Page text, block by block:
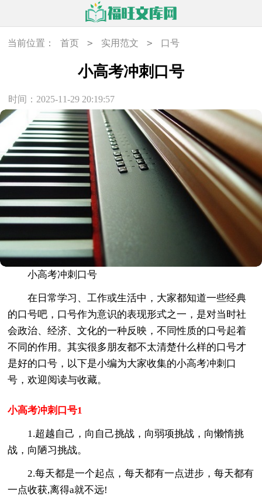
当前位置： 首页 > 实用范文 > 口号
小高考冲刺口号
时间：2025-11-29 20:19:57
小高考冲刺口号
在日常学习、工作或生活中，大家都知道一些经典
的口号吧，口号作为意识的表现形式之一，是对当时社
会政治、经济、文化的一种反映，不同性质的口号起着
不同的作用。其实很多朋友都不太清楚什么样的口号才
是好的口号，以下是小编为大家收集的小高考冲刺口
号，欢迎阅读与收藏。
小高考冲刺口号1
1.超越自己，向自己挑战，向弱项挑战，向懒惰挑
战，向陋习挑战。
2.每天都是一个起点，每天都有一点进步，每天都有
一点收获,离得a就不远!